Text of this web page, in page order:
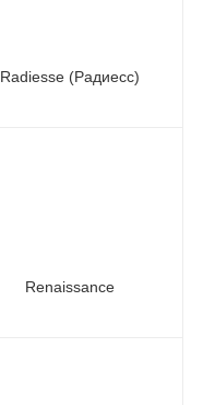
Radiesse (Радиесс)
Renaissance